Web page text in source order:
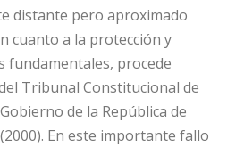
distante pero aproximado
cuanto a la protección y
fundamentales, procede
Tribunal Constitucional de
de la República de
En este importante fallo